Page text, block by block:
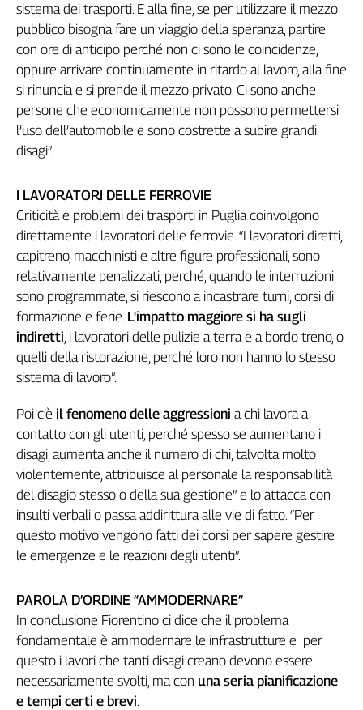
sistema dei trasporti. E alla fine, se per utilizzare il mezzo
pubblico bisogna fare un viaggio della speranza, partire
con ore di anticipo perché non ci sono le coincidenze,
oppure arrivare continuamente in ritardo al lavoro, alla fine
si rinuncia e si prende il mezzo privato. Ci sono anche
persone che economicamente non possono permettersi
l’uso dell’automobile e sono costrette a subire grandi
disagi”.
I LAVORATORI DELLE FERROVIE
Criticità e problemi dei trasporti in Puglia coinvolgono
direttamente i lavoratori delle ferrovie. “I lavoratori diretti,
capitreno, macchinisti e altre figure professionali, sono
relativamente penalizzati, perché, quando le interruzioni
sono programmate, si riescono a incastrare turni, corsi di
formazione e ferie. L'impatto maggiore si ha sugli
indiretti, i lavoratori delle pulizie a terra e a bordo treno, o
quelli della ristorazione, perché loro non hanno lo stesso
sistema di lavoro”.
Poi c’è il fenomeno delle aggressioni a chi lavora a
contatto con gli utenti, perché spesso se aumentano i
disagi, aumenta anche il numero di chi, talvolta molto
violentemente, attribuisce al personale la responsabilità
del disagio stesso o della sua gestione” e lo attacca con
insulti verbali o passa addirittura alle vie di fatto. “Per
questo motivo vengono fatti dei corsi per sapere gestire
le emergenze e le reazioni degli utenti”.
PAROLA D’ORDINE “AMMODERNARE”
In conclusione Fiorentino ci dice che il problema
fondamentale è ammodernare le infrastrutture e per
questo i lavori che tanti disagi creano devono essere
necessariamente svolti, ma con una seria pianificazione
e tempi certi e brevi.